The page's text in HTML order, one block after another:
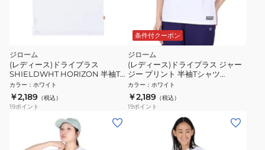
ジローム
(レディース)ドライプラス
SHIELDWHT HORIZON 半袖Tシ
ャツ CT6S0063-TR864-GRCD
WHT
カラー ： ホワイト
￥2,189 （税込）
19ポイント
条件付クーポン
ジローム
(レディース)ドライプラス ジャー
ジー プリント 半袖Tシャツ
CT5S0036-TR864-GRCD WHT
カラー ： ホワイト
￥2,189 （税込）
19ポイント